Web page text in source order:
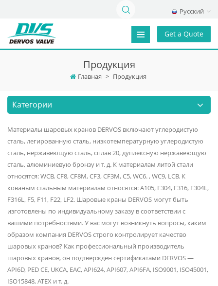
Русский
Get a Quote
Продукция
Главная > Продукция
Категории
Материалы шаровых кранов DERVOS включают углеродистую
сталь, легированную сталь, низкотемпературную углеродистую
сталь, нержавеющую сталь, сплав 20, дуплексную нержавеющую
сталь, алюминиевую бронзу и т. д. К материалам литой стали
относятся: WCB, CF8, CF8M, CF3, CF3M, C5, WC6. , WC9, LCB. К
кованым стальным материалам относятся: A105, F304, F316, F304L,
F316L, F5, F11, F22, LF2. Шаровые краны DERVOS могут быть
изготовлены по индивидуальному заказу в соответствии с
вашими потребностями. У вас могут возникнуть вопросы, каким
образом компания DERVOS строго контролирует качество
шаровых кранов? Как профессиональный производитель
шаровых кранов, он подтвержден сертификатами DERVOS —
API6D, PED CE, UKCA, EAC, API624, API607, API6FA, ISO9001, ISO45001,
ISO15848, ATEX и т. д.